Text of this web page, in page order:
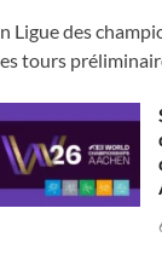
Ligue des
tours